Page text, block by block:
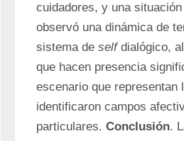
cuidadores, y una
observó una dinámica de
sistema de self dialógico,
que hacen presencia
escenario que
identificaron campos
particulares. Conclusión.